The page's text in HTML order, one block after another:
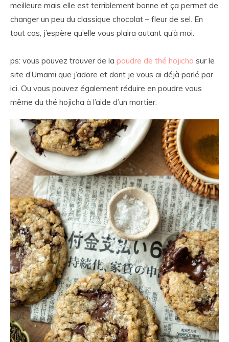
meilleure mais elle est terriblement bonne et ça permet de
changer un peu du classique chocolat – fleur de sel. En
tout cas, j’espère qu’elle vous plaira autant qu’à moi.
ps: vous pouvez trouver de la poudre de thé hojicha sur le
site d’Umami que j’adore et dont je vous ai déjà parlé par
ici. Ou vous pouvez également réduire en poudre vous
même du thé hojicha à l’aide d’un mortier.